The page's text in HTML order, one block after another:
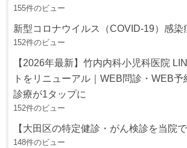
155件のビュー
新型コロナウイルス（COVID-19）感染
152件のビュー
【2026年最新】竹内内科小児科医院
トをリニューアル｜WEB問診・WEB
診療が1タップに
152件のビュー
【大田区の特定健診・がん検診を当院
148件のビュー